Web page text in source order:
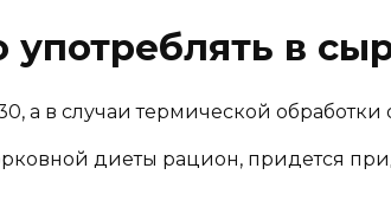
употреблять в
а в случаи термической обработки
диеты рацион, придется